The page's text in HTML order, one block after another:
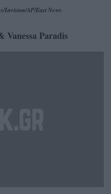
Invision/AP/East News
Vanessa Paradis